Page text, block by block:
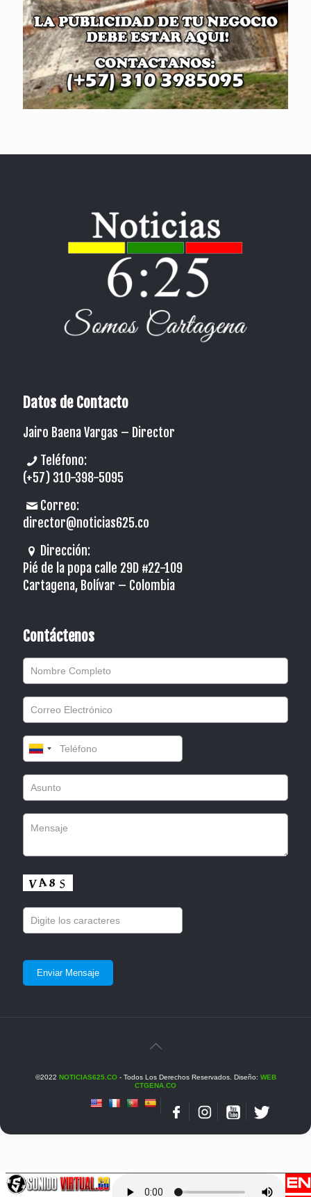
Datos de Contacto
Jairo Baena Vargas – Director
Teléfono:
(+57) 310-398-5095
Correo:
director@noticias625.co
Dirección:
Pié de la popa calle 29D #22-109
Cartagena, Bolívar – Colombia
Contáctenos
©2022 NOTICIAS625.CO- Todos Los Derechos Reservados. Diseño: WEB
CTGENA.CO